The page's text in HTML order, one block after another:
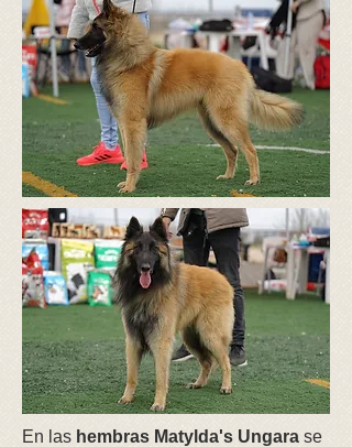
En las hembras Matylda's Ungara se